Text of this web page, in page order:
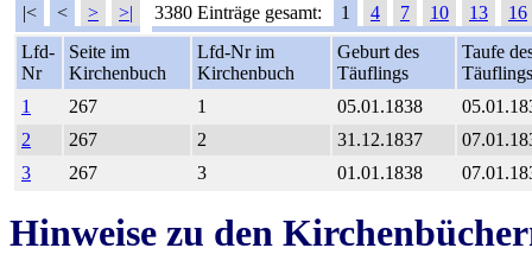
|< < > >| 3380 Einträge gesamt: 1 4 7 10 13
16
Lfd-
Nr
Seite im
Kirchenbuch
Lfd-Nr im
Kirchenbuch
Geburt des
Täuflings
Taufe
Täuflings
1
267 1 05.01.1838
2
267 2 31.12.1837
3
267 3 01.01.1838
Hinweise zu den